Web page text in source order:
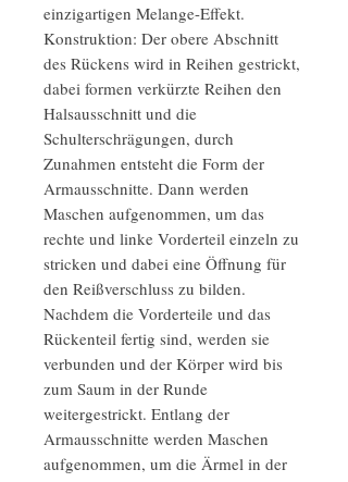
einzigartigen Melange-Effekt.
Konstruktion: Der obere Abschnitt
des Rückens wird in Reihen gestrickt,
dabei formen verkürzte Reihen den
Halsausschnitt und die
Schulterschrägungen, durch
Zunahmen entsteht die Form der
Armausschnitte. Dann werden
Maschen aufgenommen, um das
rechte und linke Vorderteil einzeln zu
stricken und dabei eine Öffnung für
den Reißverschluss zu bilden.
Nachdem die Vorderteile und das
Rückenteil fertig sind, werden sie
verbunden und der Körper wird bis
zum Saum in der Runde
weitergestrickt. Entlang der
Armausschnitte werden Maschen
aufgenommen, um die Ärmel in der